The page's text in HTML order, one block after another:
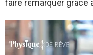
faire remarquer grâce